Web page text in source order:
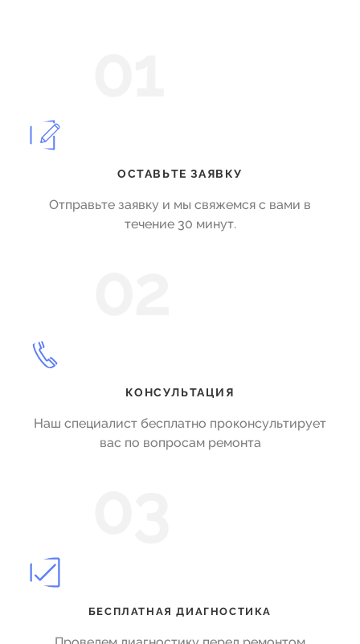
ОСТАВЬТЕ ЗАЯВКУ
Отправьте заявку и мы свяжемся с вами в
течение 30 минут.
КОНСУЛЬТАЦИЯ
Наш специалист бесплатно проконсультирует
вас по вопросам ремонта
БЕСПЛАТНАЯ ДИАГНОСТИКА